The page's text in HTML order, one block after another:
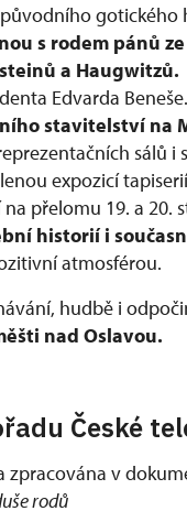
gotického
s rodem pánů
a Haugwitzů.
Edvarda Beneše.
stavitelství na
sálů
expozicí
přelomu 19. a 20.
historií i
atmosférou.
hudbě i
nad Oslavou.
České
v
rodů